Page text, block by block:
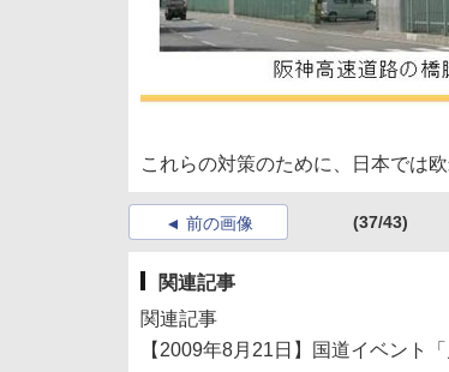
これらの対策のために、日本では
前の画像 (37/43)
関連記事
関連記事
【2009年8月21日】国道イベン